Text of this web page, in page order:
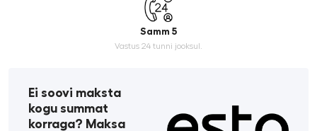
Samm 5
Vastus 24 tunni jooksul.
Ei soovi maksta
kogu summat
korraga? Maksa